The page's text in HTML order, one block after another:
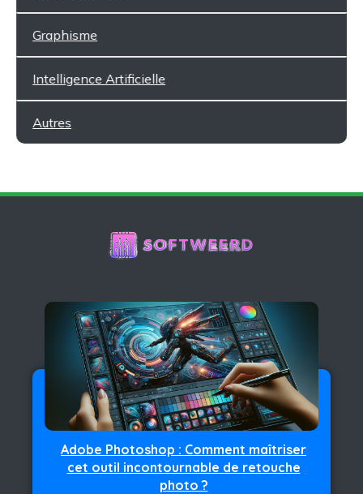
Graphisme
Intelligence Artificielle
Autres
Adobe Photoshop : Comment maîtriser
cet outil incontournable de retouche
photo ?